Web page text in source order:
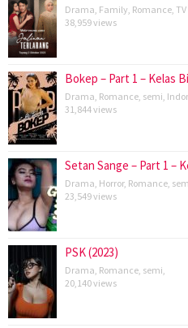
Drama Family Romance TV
38,959 views
Bokep – Part 1 – Kelas
Drama Romance semi
31,844 views
Setan Sange – Part 1 –
Drama Horror, Romance
23,549 views
PSK (2023)
Drama Romance semi
20,140 views